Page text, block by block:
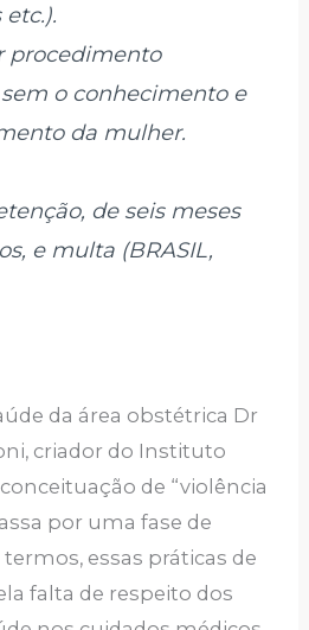
procedimento
o conhecimento e
da mulher.
de seis meses
e multa (BRASIL,
da área obstétrica Dr
criador do Instituto
de “violência
por uma fase de
essas práticas de
falta de respeito dos